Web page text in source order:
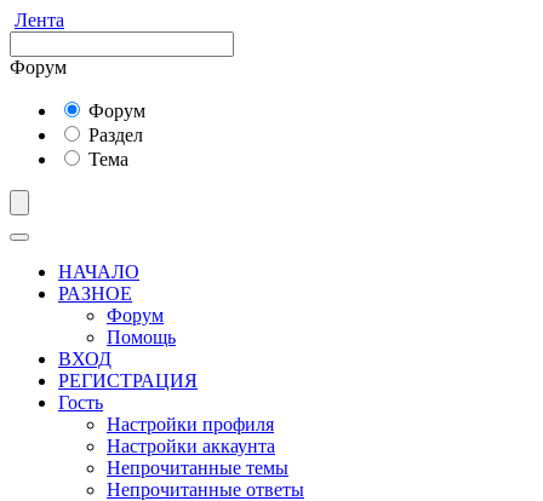
Лента
Форум
Форум
Раздел
Тема
НАЧАЛО
РАЗНОЕ
Форум
Помощь
ВХОД
РЕГИСТРАЦИЯ
Гость
Настройки профиля
Настройки аккаунта
Непрочитанные темы
Непрочитанные ответы